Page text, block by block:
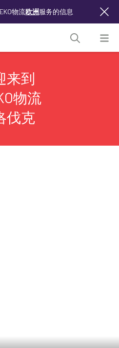
物流欧洲服务的信息
来到
物流
伐克